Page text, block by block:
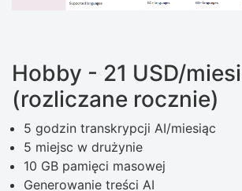
Hobby - 21 USD/
(rozliczane rocznie)
5 godzin transkrypcji AI/miesiąc
5 miejsc w drużynie
10 GB pamięci masowej
Generowanie treści AI